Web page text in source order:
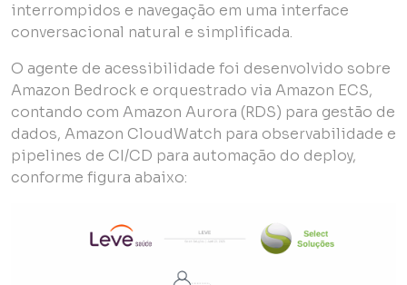
interrompidos e navegação em uma interface
conversacional natural e simplificada.
O agente de acessibilidade foi desenvolvido sobre
Amazon Bedrock e orquestrado via Amazon ECS,
contando com Amazon Aurora (RDS) para gestão de
dados, Amazon CloudWatch para observabilidade e
pipelines de CI/CD para automação do deploy,
conforme figura abaixo: